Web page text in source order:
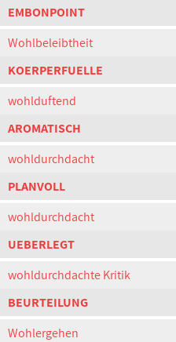
EMBONPOINT
Wohlbeleibtheit
KOERPERFUELLE
wohlduftend
AROMATISCH
wohldurchdacht
PLANVOLL
wohldurchdacht
UEBERLEGT
wohldurchdachte Kritik
BEURTEILUNG
Wohlergehen